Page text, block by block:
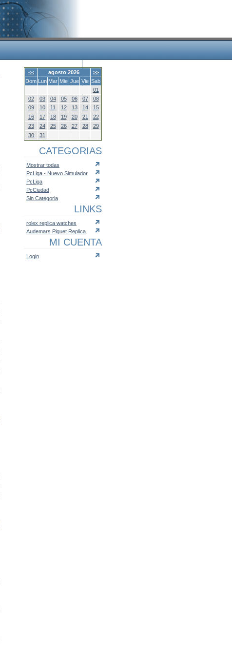
<< agosto 2026
>>
Dom Lun Mar Mie Jue Vie Sab
01
02
03 04 05 06 07
08
09
10 11 12 13 14
15
16
17 18 19 20 21
22
23
24 25 26 27 28
29
30
31
CATEGORIAS
Mostrar todas
PcLiga - Nuevo Simulador
PcLiga
PcCiudad
Sin Categoria
LINKS
rolex replica watches
Audemars Piguet Replica
MI CUENTA
Login